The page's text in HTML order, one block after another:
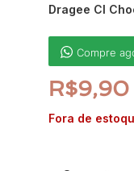
Dragee Cl
Compre
R$9,90
Fora de